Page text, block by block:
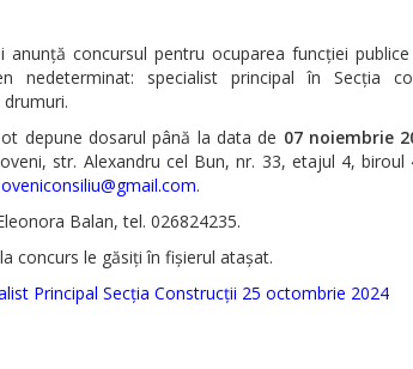
anunță concursul pentru ocuparea funcției
nedeterminat: specialist principal în Secția
depune dosarul până la data de 07 noiembrie
str. Alexandru cel Bun, nr. 33, etajul 4, biroul
.
Balan, tel. 026824235.
concurs le găsiți în fișierul atașat.
Principal Secția Construcții 25 octombrie 2024